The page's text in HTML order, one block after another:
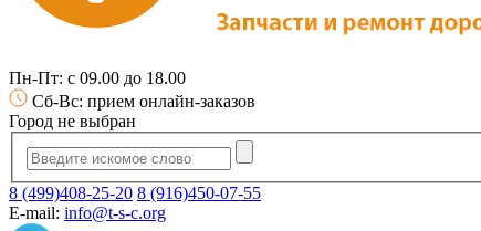
Пн-Пт: с 09.00 до 18.00
Сб-Вс: прием онлайн-заказов
Город не выбран
8 (499)408-25-20 8 (916)450-07-55
E-mail: info@t-s-c.org